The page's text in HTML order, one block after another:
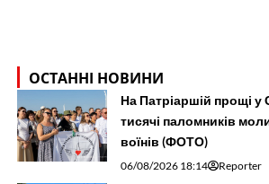
ОСТАННІ НОВИНИ
На Патріаршій прощі у
тисячі паломників
воїнів (ФОТО)
06/08/2026 18:14 Reporter